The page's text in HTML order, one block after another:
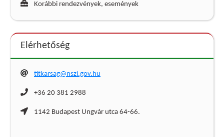
Korábbi rendezvények, események
Elérhetőség
titkarsag@nszi.gov.hu
+36 20 381 2988
1142 Budapest Ungvár utca 64-66.